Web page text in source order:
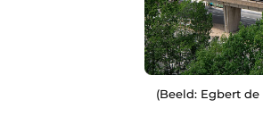
(Beeld: Egbert de